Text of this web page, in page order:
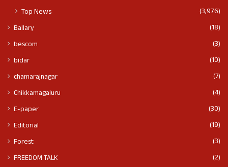
Top News (3,976)
Ballary
(18)
bescom
(3)
bidar
(10)
chamarajnagar
(7)
Chikkamagaluru
(4)
E-paper
(30)
Editorial
(19)
Forest
(3)
FREEDOM TALK
(2)